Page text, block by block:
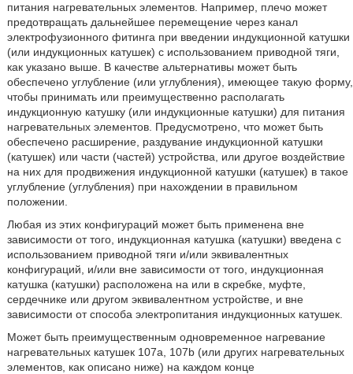
питания нагревательных элементов. Например, плечо может
предотвращать дальнейшее перемещение через канал
электрофузионного фитинга при введении индукционной катушки
(или индукционных катушек) с использованием приводной тяги,
как указано выше. В качестве альтернативы может быть
обеспечено углубление (или углубления), имеющее такую форму,
чтобы принимать или преимущественно располагать
индукционную катушку (или индукционные катушки) для питания
нагревательных элементов. Предусмотрено, что может быть
обеспечено расширение, раздувание индукционной катушки
(катушек) или части (частей) устройства, или другое воздействие
на них для продвижения индукционной катушки (катушек) в такое
углубление (углубления) при нахождении в правильном
положении.
Любая из этих конфигураций может быть применена вне
зависимости от того, индукционная катушка (катушки) введена с
использованием приводной тяги и/или эквивалентных
конфигураций, и/или вне зависимости от того, индукционная
катушка (катушки) расположена на или в скребке, муфте,
сердечнике или другом эквивалентном устройстве, и вне
зависимости от способа электропитания индукционных катушек.
Может быть преимущественным одновременное нагревание
нагревательных катушек 107а, 107b (или других нагревательных
элементов, как описано ниже) на каждом конце